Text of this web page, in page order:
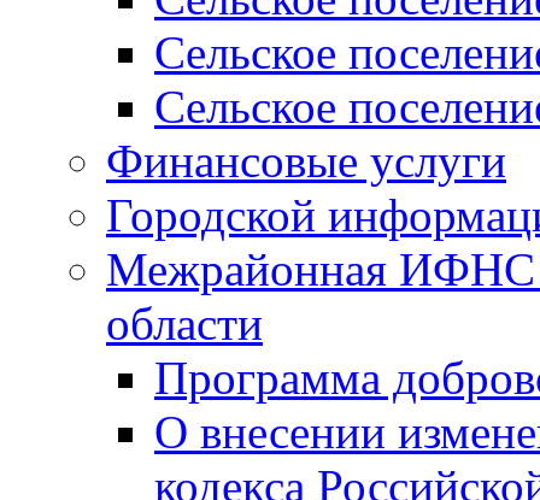
Сельское
Сельское
Финансовые услуги
Городской
Межрайонная ИФНС
области
Программа
О внесении
кодекса